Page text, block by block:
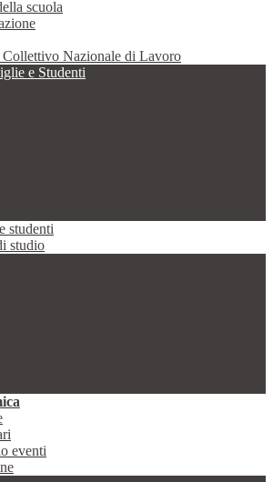
scuola
Collettivo Nazionale di Lavoro
e Studenti
studenti
studio
eventi